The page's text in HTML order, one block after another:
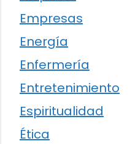
Empresas
Energía
Enfermería
Entretenimiento
Espiritualidad
Ética